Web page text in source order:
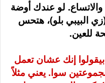
لو عندك أوضة
البيبي بلو)، هتحس
للعين.
إنك عشان تعمل
سوا. يعني مثلاً